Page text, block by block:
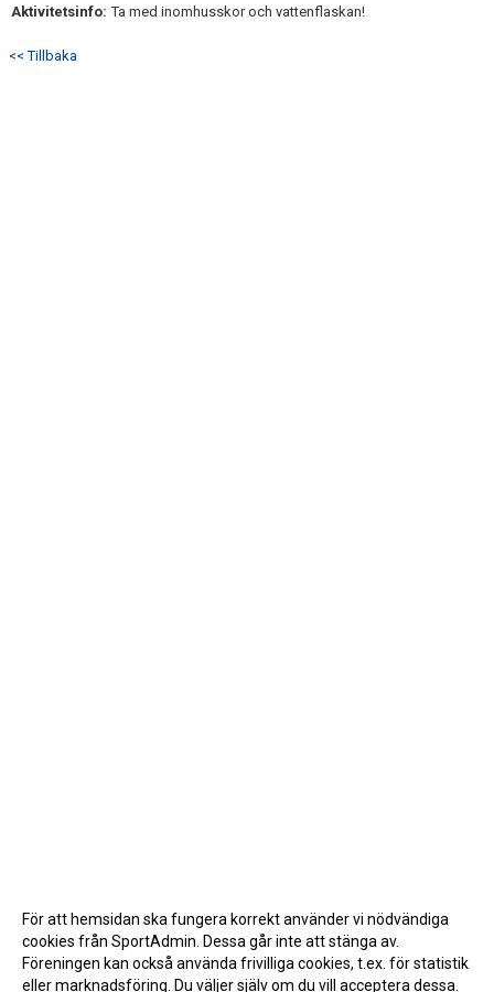
DOKUMENT
KONTAKT
Aktivitetsinfo: Ta med inomhusskor och vattenflaskan!
<< Tillbaka
För att hemsidan ska fungera korrekt använder vi nödvändiga
cookies från SportAdmin. Dessa går inte att stänga av.
Föreningen kan också använda frivilliga cookies, t.ex. för statistik
eller marknadsföring. Du väljer själv om du vill acceptera dessa.